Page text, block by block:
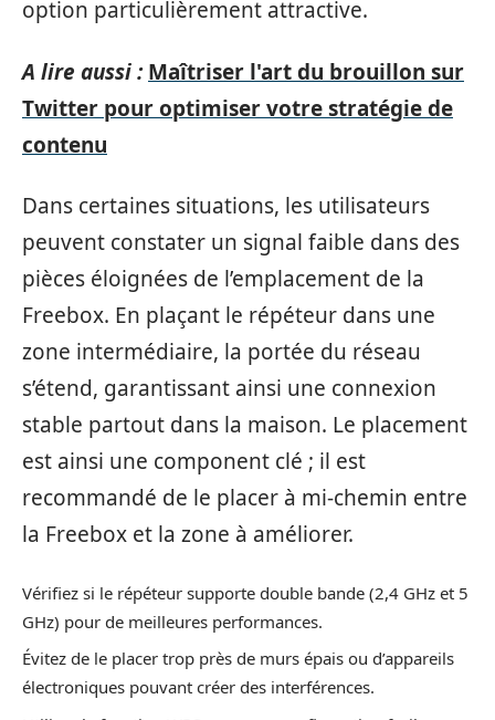
option particulièrement attractive.
A lire aussi : Maîtriser l'art du brouillon sur
Twitter pour optimiser votre stratégie de
contenu
Dans certaines situations, les utilisateurs
peuvent constater un signal faible dans des
pièces éloignées de l’emplacement de la
Freebox. En plaçant le répéteur dans une
zone intermédiaire, la portée du réseau
s’étend, garantissant ainsi une connexion
stable partout dans la maison. Le placement
est ainsi une component clé ; il est
recommandé de le placer à mi-chemin entre
la Freebox et la zone à améliorer.
Vérifiez si le répéteur supporte double bande (2,4 GHz et 5
GHz) pour de meilleures performances.
Évitez de le placer trop près de murs épais ou d’appareils
électroniques pouvant créer des interférences.